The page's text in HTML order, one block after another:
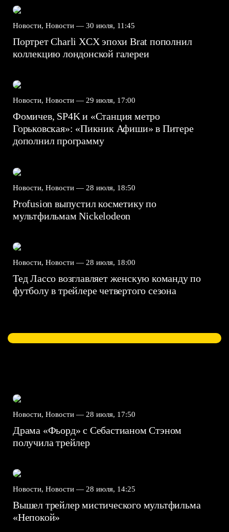
Новости, Новости — 30 июля, 11:45
Портрет Charli XCX эпохи Brat пополнил
коллекцию лондонской галереи
Новости, Новости — 29 июля, 17:00
Фомичев, SP4K и «Станция метро
Горьковская»: «Пикник Афиши» в Питере
дополнил программу
Новости, Новости — 28 июля, 18:50
Profusion выпустил косметику по
мультфильмам Nickelodeon
Новости, Новости — 28 июля, 18:00
Тед Лассо возглавляет женскую команду по
футболу в трейлере четвертого сезона
Новости, Новости — 28 июля, 17:50
Драма «Фьорд» с Себастианом Стэном
получила трейлер
Новости, Новости — 28 июля, 14:25
Вышел трейлер мистического мультфильма
«Непокой»